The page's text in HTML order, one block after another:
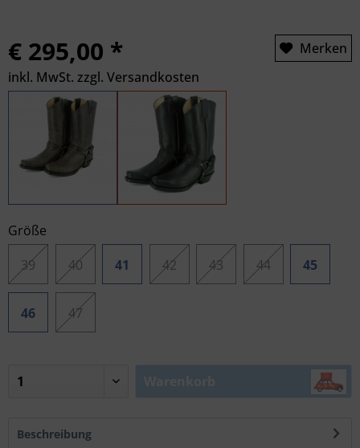
€ 295,00 *
Merken
inkl. MwSt. zzgl. Versandkosten
Größe
39
40 41 42 43 44 45
46 47
Beschreibung